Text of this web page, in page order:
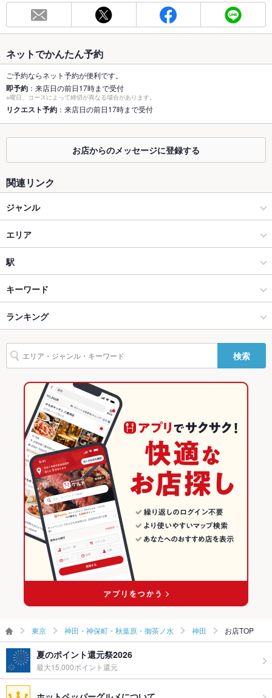
58席((各種取り揃えております))
容人数
個室 あり ：８名個室×２部屋
座敷
あり ：４名テーブル×４つ。ディナータイムは個室使用になり
ます。
カウンター
ソファー
テラス席
貸切
Wi-Fi あり
バリアフリ
ー
なし ：ご不便がありましたらスタッフまでお声かけください。
TV・プロジ
ェクタ
あり
その他設備
少人数のお客様でも個室のご利用可能です。お気軽にお尋ね下
さい。
その他
飲み放題 あり ：3名様以上でコースご注文の方のみ（2時間）
食べ放題
なし ：こだわりの食材をひとつひとつ料理人が調理したものを
提供しておりますので、食べ放題は行っておりません。
焼酎充実、日本酒充実、ワイン充実
お子様連れ
お子様連れOK ：お子様連れ大歓迎です。ご家族でもゆったり
お食事可能です！
詳しくは店舗までお問い合わせください。
ネットでかんたん予約
ご予約ならネット予約が便利です。
即予約 ：来店日の前日17時まで受付
※曜日、コースによって締切が異なる場合があります。
リクエスト予約 ：来店日の前日17時まで受付
お店からのメッセージに登録する
関連リンク
ジャンル
和食
日本料理・懐石・割烹
神田・神保町・秋葉原・御茶ノ水 × 和食
神田・神保町・秋葉原・御茶ノ水 × 日本料理・懐石・割烹
神田駅 × 和食
神田駅 × 日本料理・懐石・割烹
エリア
神田
神田 × 和食
神田 × 日本料理・懐石・割烹
東京
東京 × 和食
東京 × 日本料理・懐石・割烹
駅
淡路町駅
大手町駅
神田駅
キーワード
からあげ
ランキング
東京のグルメランキング
東京の和食ランキング
東京の日本料理・懐石・割烹ランキング
神田・神保町・秋葉原・御茶ノ水のグルメランキング
神田・神保町・秋葉原・御茶ノ水の和食ランキング
神田・神保町・秋葉原・御茶ノ水の日本料理・懐石・割烹ランキ
神田のグルメランキング
神田の和食ランキング
神田の日本料理・懐石・割烹ランキング
検索
東京 神田・神保町・秋葉原・御茶ノ水 神田 お店TOP
夏のポイント還元祭2026
最大15,000ポイント還元